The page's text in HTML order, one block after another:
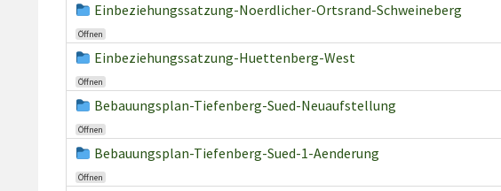
Einbeziehungssatzung-Noerdlicher-Ortsrand-Schweineberg
Öffnen
Einbeziehungssatzung-Huettenberg-West
Öffnen
Bebauungsplan-Tiefenberg-Sued-Neuaufstellung
Öffnen
Bebauungsplan-Tiefenberg-Sued-1-Aenderung
Öffnen